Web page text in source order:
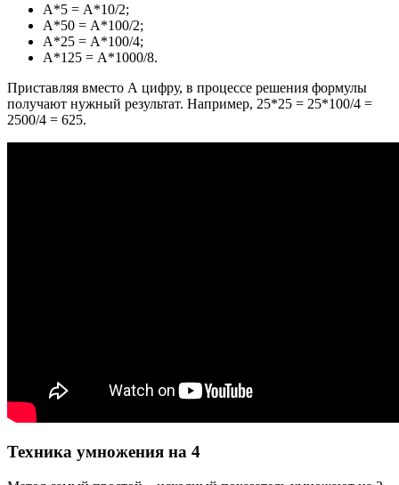
А*5 = А*10/2;
А*50 = А*100/2;
А*25 = А*100/4;
А*125 = А*1000/8.
Приставляя вместо А цифру, в процессе решения формулы
получают нужный результат. Например, 25*25 = 25*100/4 =
2500/4 = 625.
Техника умножения на 4